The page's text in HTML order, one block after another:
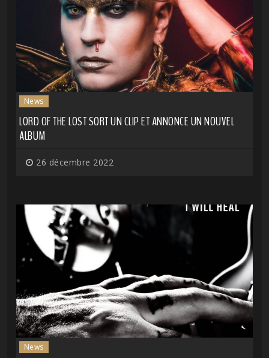
News
LORD OF THE LOST SORT UN CLIP ET ANNONCE UN NOUVEL
ALBUM
26 décembre 2022
News